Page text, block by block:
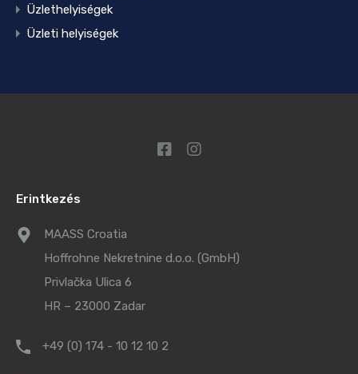
Üzlethelyiségek
Üzleti helyiségek
Erintkezés
MAASS Croatia
Hoffrohne Nekretnine d.o.o. (GmbH)
Privlačka Ulica 6
HR – 23000 Zadar
+49 (0) 174 - 10 12 10 2